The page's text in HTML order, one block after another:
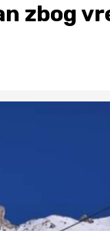
zbog